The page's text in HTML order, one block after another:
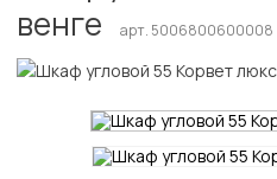
венге
арт. 5006800600008